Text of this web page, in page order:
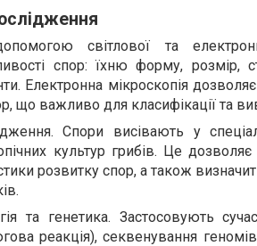
світлової та
спор: їхню форму, розмір,
Електронна мікроскопія
що важливо для класифікації та
Спори висівають у
культур грибів. Це
розвитку спор, а також
та генетика. Застосовують
реакція), секвенування